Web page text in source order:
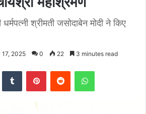
श्रीमती जसोदाबेन मोदी ने किए
17, 2025 0 22 3 minutes read
Tumblr PinterestReddit WhatsApp